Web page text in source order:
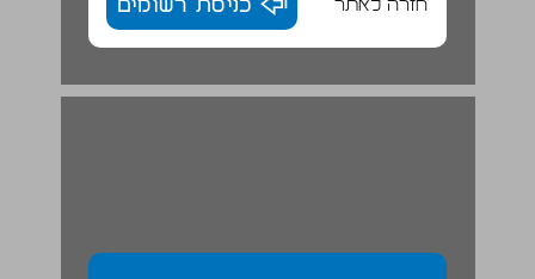
חזרה לאתר כניסת רשומים